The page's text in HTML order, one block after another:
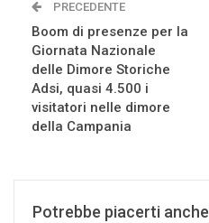
PRECEDENTE
Boom di presenze per la
Giornata Nazionale
delle Dimore Storiche
Adsi, quasi 4.500 i
visitatori nelle dimore
della Campania
Potrebbe piacerti anche